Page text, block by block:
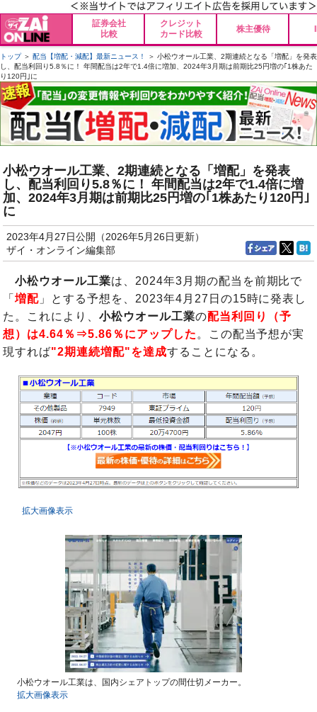
証券会社
比較
クレジット
カード比較
株主優待
トップ＞ 配当【増配・減配】最新ニュース！
＞ 小松ウオール工業、2期連続となる「増配」を発表
し、配当利回り5.8％に！ 年間配当は2年で1.4倍に増加、2024年3月期は前期比25円増の｢1株あた
り120円｣に
小松ウオール工業、2期連続となる「増配」を発表
し、配当利回り5.8％に！ 年間配当は2年で1.4倍に増
加、2024年3月期は前期比25円増の｢1株あたり120円｣
に
2023年4月27日公開（2026年5月26日更新）
ザイ・オンライン編集部
小松ウオール工業は、2024年3月期の配当を前期比で
「増配 」とする予想を、2023年4月27日の15時に発表し
た。これにより、小松ウオール工業の配当利回り（予
想）は4.64％⇒5.86％ にアップした 。この配当予想が実
現すれば"2期連続増配"を達成することになる。
拡大画像表示
小松ウオール工業は、国内シェアトップの間仕切メーカー。
拡大画像表示